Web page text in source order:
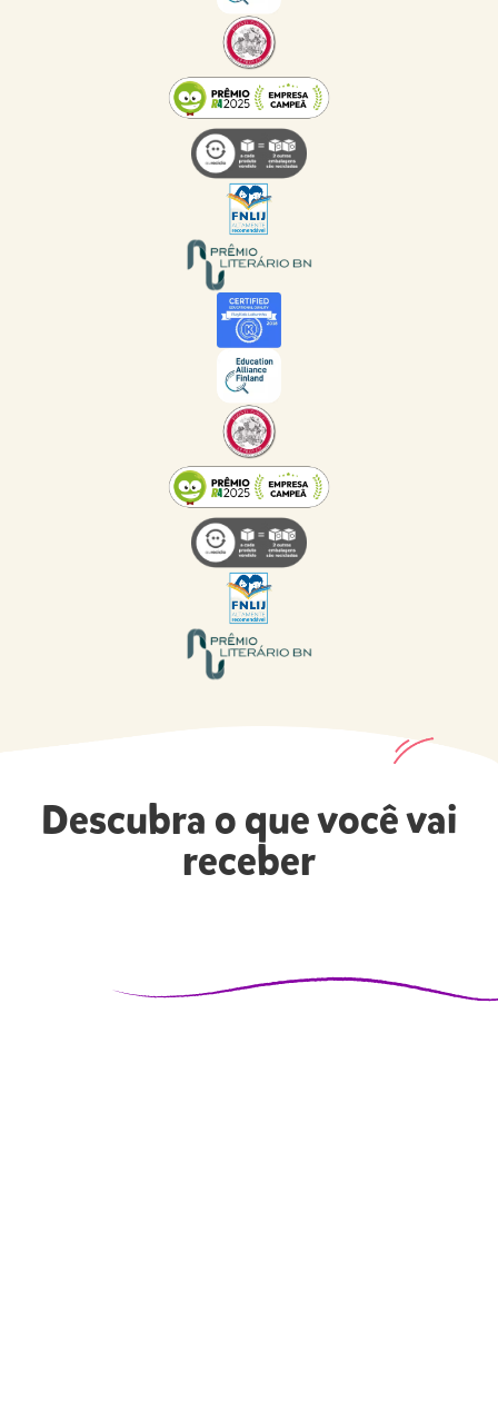
Descubra o que você vai
receber